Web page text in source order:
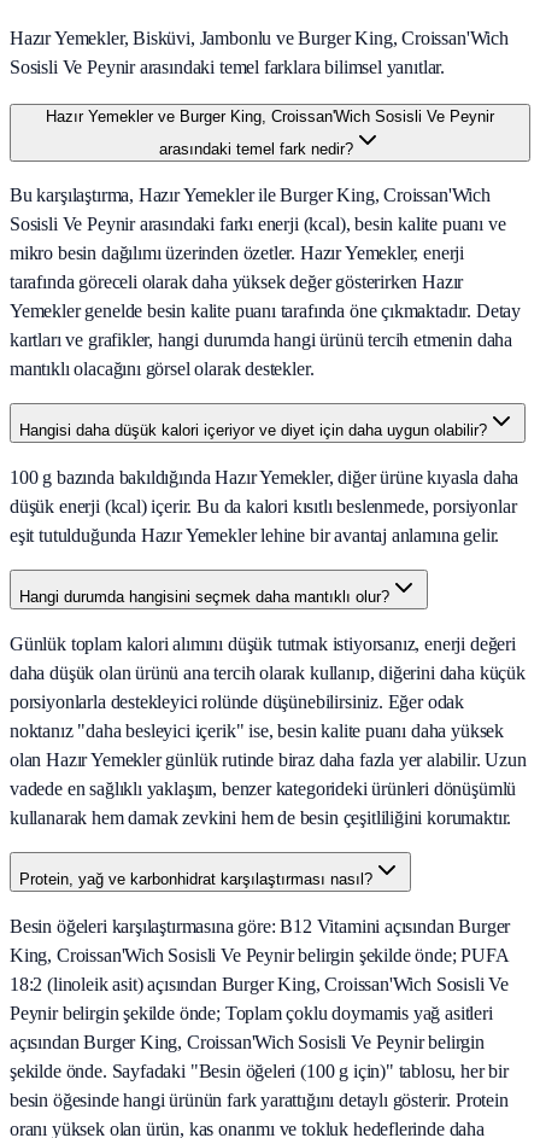
Hazır Yemekler, Bisküvi, Jambonlu ve Burger King, Croissan'Wich
Sosisli Ve Peynir arasındaki temel farklara bilimsel yanıtlar.
Hazır Yemekler ve Burger King, Croissan'Wich Sosisli Ve Peynir
arasındaki temel fark nedir?
Bu karşılaştırma, Hazır Yemekler ile Burger King, Croissan'Wich
Sosisli Ve Peynir arasındaki farkı enerji (kcal), besin kalite puanı ve
mikro besin dağılımı üzerinden özetler. Hazır Yemekler, enerji
tarafında göreceli olarak daha yüksek değer gösterirken Hazır
Yemekler genelde besin kalite puanı tarafında öne çıkmaktadır. Detay
kartları ve grafikler, hangi durumda hangi ürünü tercih etmenin daha
mantıklı olacağını görsel olarak destekler.
Hangisi daha düşük kalori içeriyor ve diyet için daha uygun olabilir?
100 g bazında bakıldığında Hazır Yemekler, diğer ürüne kıyasla daha
düşük enerji (kcal) içerir. Bu da kalori kısıtlı beslenmede, porsiyonlar
eşit tutulduğunda Hazır Yemekler lehine bir avantaj anlamına gelir.
Hangi durumda hangisini seçmek daha mantıklı olur?
Günlük toplam kalori alımını düşük tutmak istiyorsanız, enerji değeri
daha düşük olan ürünü ana tercih olarak kullanıp, diğerini daha küçük
porsiyonlarla destekleyici rolünde düşünebilirsiniz. Eğer odak
noktanız "daha besleyici içerik" ise, besin kalite puanı daha yüksek
olan Hazır Yemekler günlük rutinde biraz daha fazla yer alabilir. Uzun
vadede en sağlıklı yaklaşım, benzer kategorideki ürünleri dönüşümlü
kullanarak hem damak zevkini hem de besin çeşitliliğini korumaktır.
Protein, yağ ve karbonhidrat karşılaştırması nasıl?
Besin öğeleri karşılaştırmasına göre: B12 Vitamini açısından Burger
King, Croissan'Wich Sosisli Ve Peynir belirgin şekilde önde; PUFA
18:2 (linoleik asit) açısından Burger King, Croissan'Wich Sosisli Ve
Peynir belirgin şekilde önde; Toplam çoklu doymamis yağ asitleri
açısından Burger King, Croissan'Wich Sosisli Ve Peynir belirgin
şekilde önde. Sayfadaki "Besin öğeleri (100 g için)" tablosu, her bir
besin öğesinde hangi ürünün fark yarattığını detaylı gösterir. Protein
oranı yüksek olan ürün, kas onarımı ve tokluk hedeflerinde daha